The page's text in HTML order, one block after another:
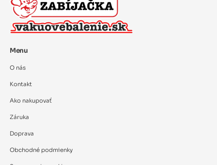
Menu
O nás
Kontakt
Ako nakupovať
Záruka
Doprava
Obchodné podmienky